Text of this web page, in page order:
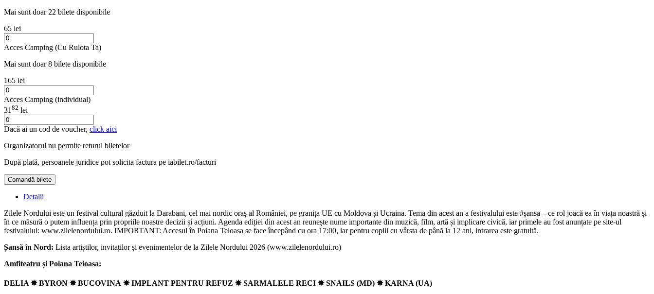
Mai sunt doar 22 bilete disponibile
65 lei
Acces Camping (Cu Rulota Ta)
Mai sunt doar 8 bilete disponibile
165 lei
Acces Camping (individual)
31 82 lei
Dacă ai un cod de voucher, click aici
Organizatorul nu permite returul biletelor
După plată, persoanele juridice pot solicita factura pe iabilet.ro/facturi
Comandă bilete
Detalii
Zilele Nordului este un festival cultural găzduit la Darabani, cel mai nordic oraș al României, pe granița UE cu Moldova și Ucraina. Tema din acest an a festivalului este #șansa – ce rol joacă ea în viața noastră și
în ce măsură o putem influența prin propriile noastre decizii și acțiuni. Agenda ediției din acest an reunește nume importante din muzică, film, artă și implicare civică, iar primele au fost anunțate pe site-ul
festivalului: www.zilelenordului.ro. IMPORTANT: Accesul în Poiana Teioasa se face începând cu ora 17:00, iar pentru copiii cu vârsta de până la 12 ani, intrarea este gratuită.
Șansă în Nord: Lista artiștilor, invitaților și evenimentelor de la Zilele Nordului 2026 (www.zilelenordului.ro)
Amfiteatru și Poiana Teioasa:
DELIA ✸ BYRON ✸ BUCOVINA ✸IMPLANT PENTRU REFUZ ✸ SARMALELE RECI ✸SNAILS (MD) ✸ KARNA (UA)